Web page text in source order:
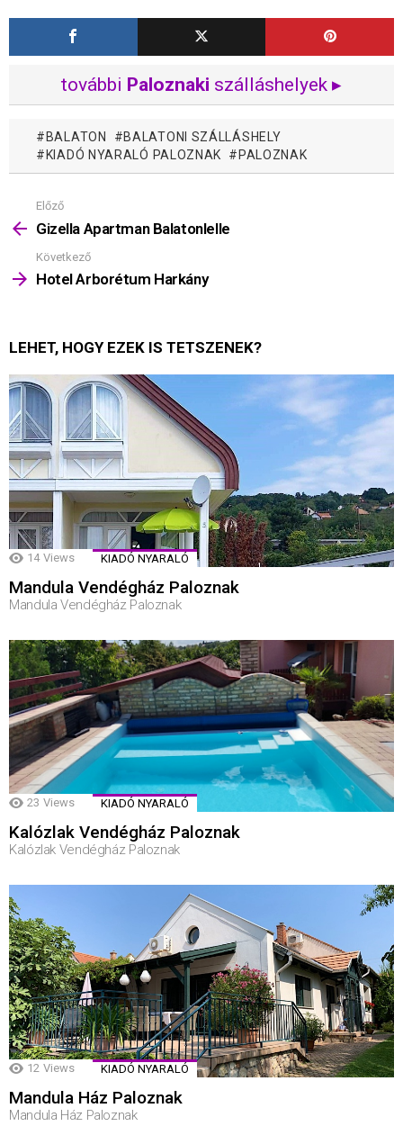
további Paloznaki szálláshelyek ▸
BALATON
BALATONI SZÁLLÁSHELY
KIADÓ NYARALÓ PALOZNAK
PALOZNAK
Mutass
többet
Előző
Gizella Apartman Balatonlelle
Következő
Hotel Arborétum Harkány
LEHET, HOGY EZEK IS TETSZENEK?
14 Views KIADÓ NYARALÓ
Mandula Vendégház Paloznak
Mandula Vendégház Paloznak
23 Views KIADÓ NYARALÓ
Kalózlak Vendégház Paloznak
Kalózlak Vendégház Paloznak
12 Views KIADÓ NYARALÓ
Mandula Ház Paloznak
Mandula Ház Paloznak